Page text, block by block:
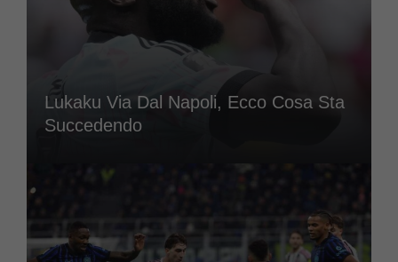
Lukaku Via Dal Napoli, Ecco Cosa Sta
Succedendo